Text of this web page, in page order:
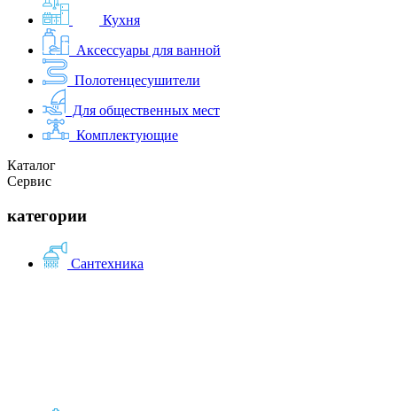
Кухня
Аксессуары для ванной
Полотенцесушители
Для общественных мест
Комплектующие
Каталог
Сервис
категории
Сантехника